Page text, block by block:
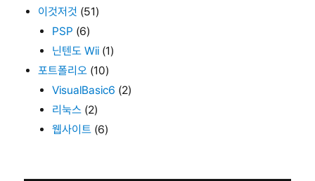
이것저것 (51)
PSP (6)
닌텐도 Wii (1)
포트폴리오 (10)
VisualBasic6 (2)
리눅스 (2)
웹사이트 (6)